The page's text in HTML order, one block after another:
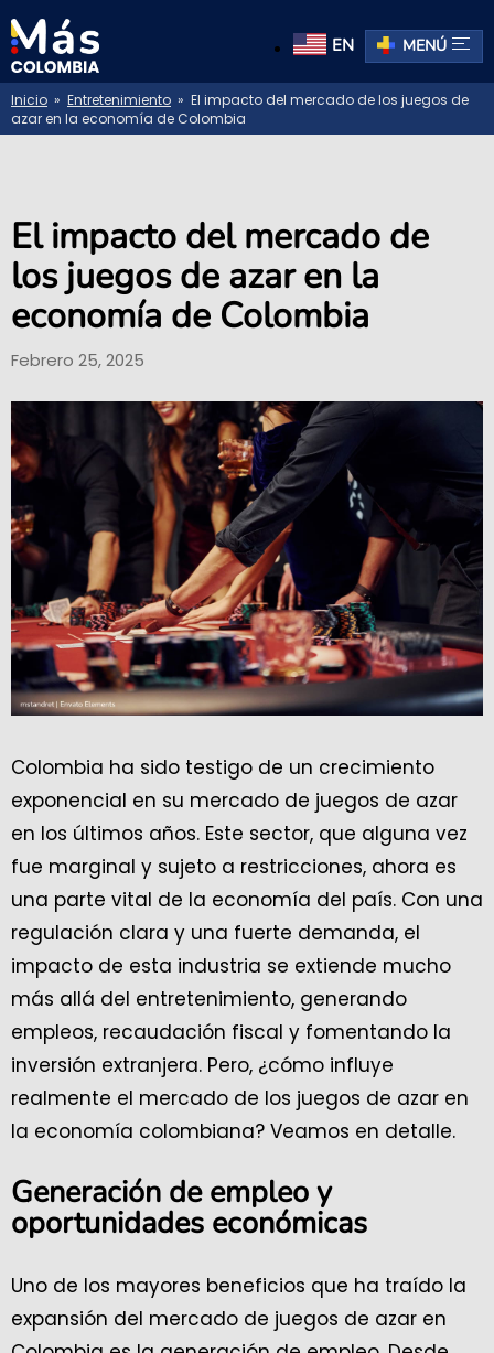
EN MENÚ
Inicio » Entretenimiento » El impacto del mercado de los juegos de
azar en la economía de Colombia
El impacto del mercado de
los juegos de azar en la
economía de Colombia
Febrero 25, 2025
Colombia ha sido testigo de un crecimiento
exponencial en su mercado de juegos de azar
en los últimos años. Este sector, que alguna vez
fue marginal y sujeto a restricciones, ahora es
una parte vital de la economía del país. Con una
regulación clara y una fuerte demanda, el
impacto de esta industria se extiende mucho
más allá del entretenimiento, generando
empleos, recaudación fiscal y fomentando la
inversión extranjera. Pero, ¿cómo influye
realmente el mercado de los juegos de azar en
la economía colombiana? Veamos en detalle.
Generación de empleo y
oportunidades económicas
Uno de los mayores beneficios que ha traído la
expansión del mercado de juegos de azar en